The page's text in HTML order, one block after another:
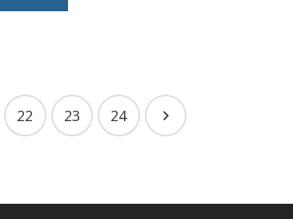
22 23 24